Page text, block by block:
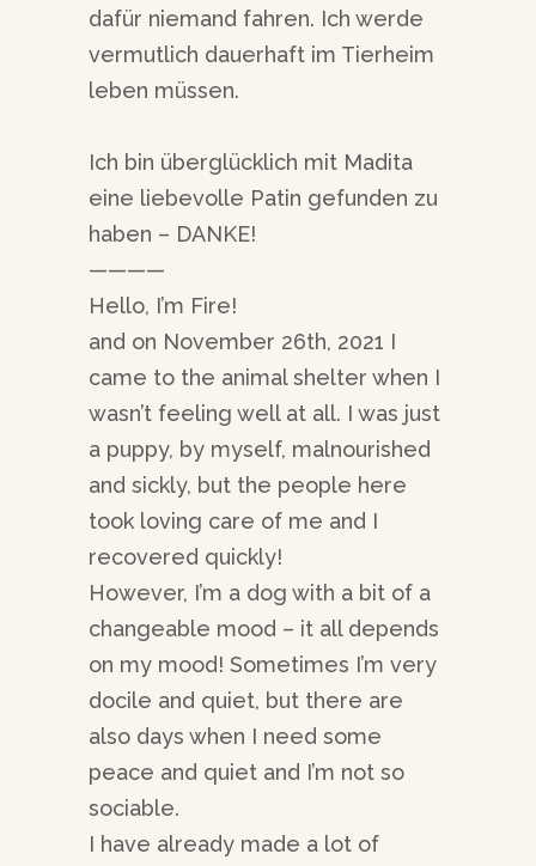
dafür niemand fahren. Ich werde
vermutlich dauerhaft im Tierheim
leben müssen.
Ich bin überglücklich mit Madita
eine liebevolle Patin gefunden zu
haben – DANKE!
————
Hello, I’m Fire!
and on November 26th, 2021 I
came to the animal shelter when I
wasn’t feeling well at all. I was just
a puppy, by myself, malnourished
and sickly, but the people here
took loving care of me and I
recovered quickly!
However, I’m a dog with a bit of a
changeable mood – it all depends
on my mood! Sometimes I’m very
docile and quiet, but there are
also days when I need some
peace and quiet and I’m not so
sociable.
I have already made a lot of